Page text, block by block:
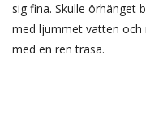
sig fina. Skulle örhänget
med ljummet vatten och
med en ren trasa.